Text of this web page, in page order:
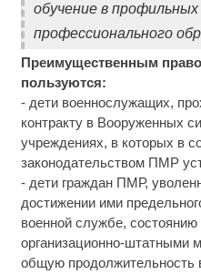
обучение в профильных
профессионального
Преимущественным
пользуются:
- дети военнослужащих,
контракту в Вооруженных
учреждениях, в которых в
законодательством ПМР
- дети граждан ПМР,
достижении ими
военной службе, состоянию
организационно-штатными
общую продолжительность